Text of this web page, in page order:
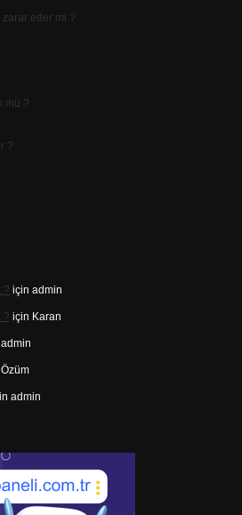
eder mi ?
mü ?
?
? için admin
? için Karan
admin
Özüm
admin